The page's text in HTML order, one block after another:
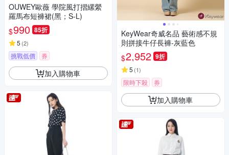
OUWEY歐薇 學院風打摺縲縈
羅馬布短褲裙(黑；S-L)
$990 85折
5 (2)
挑戰低價 券
加入購物車
KeyWear奇威名品 藝術感不規
則拼接牛仔長褲-灰藍色
$2,952 9折
5 (1)
限時下殺 券
加入購物車